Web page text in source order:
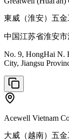
東威（淮安）五金
中国江苏省淮安市
No. 9, HongHai N.
City, Jiangsu
Acewell Vietnam
大威（越南）五金